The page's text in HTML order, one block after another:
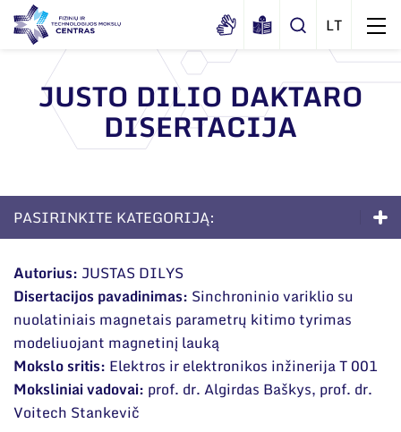
Apie mus
Dokumentai
Sertifikatai ir akreditavimo pažymėjimai
Viešieji pirkimai
Duomenų apsauga
Darbuotojams
Nuorodos
Narystė nacionalinėse ir tarptautinėse
organizacijose bei asociacijose
Administracija
Administraciniai skyriai
Moksliniai skyriai
Mokslo taryba
Tarptautinė patarėjų taryba
Mokslininkai emeritai
Naujienos
Renginiai
Tinklalaidės
Leidiniai
Bendri rekvizitai
Administracija
Darbuotojų kontaktai
JUSTO DILIO DAKTARO
DISERTACIJA
PASIRINKITE KATEGORIJĄ:
Apie studijas
Priėmimas į doktorantūrą
Gyvenimas doktorantūroje
DUK
Autorius: JUSTAS DILYS
Disertacijos pavadinimas: Sinchroninio variklio su
nuolatiniais magnetais parametrų kitimo tyrimas
modeliuojant magnetinį lauką
Mokslo sritis: Elektros ir elektronikos inžinerija T 001
Moksliniai vadovai: prof. dr. Algirdas Baškys, prof. dr.
Voitech Stankevič